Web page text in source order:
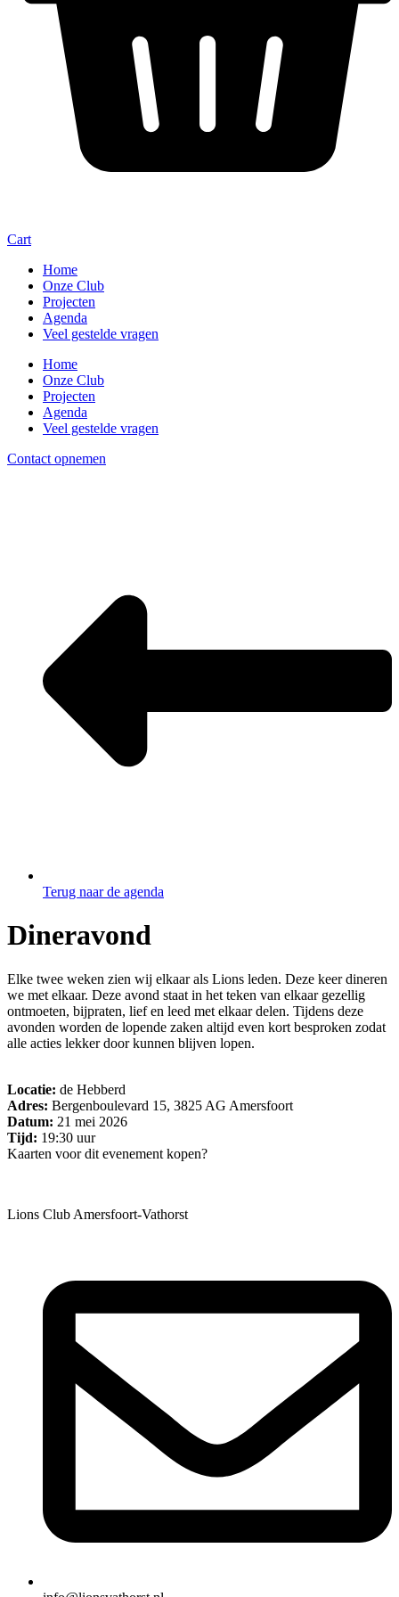
Cart
Home
Onze Club
Projecten
Agenda
Veel gestelde vragen
Home
Onze Club
Projecten
Agenda
Veel gestelde vragen
Contact opnemen
Terug naar de agenda
Dineravond
Elke twee weken zien wij elkaar als Lions leden. Deze keer dineren
we met elkaar. Deze avond staat in het teken van elkaar gezellig
ontmoeten, bijpraten, lief en leed met elkaar delen. Tijdens deze
avonden worden de lopende zaken altijd even kort besproken zodat
alle acties lekker door kunnen blijven lopen.
Locatie: de Hebberd
Adres: Bergenboulevard 15, 3825 AG Amersfoort
Datum: 21 mei 2026
Tijd: 19:30 uur
Kaarten voor dit evenement kopen?
Lions Club Amersfoort-Vathorst